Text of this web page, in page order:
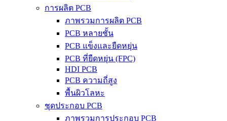
การผลิต PCB
ภาพรวมการผลิต PCB
PCB หลายชั้น
PCB แข็งและยืดหยุ่น
PCB ที่ยืดหยุ่น (FPC)
HDI PCB
PCB ความถี่สูง
พื้นผิวโลหะ
ชุดประกอบ PCB
ภาพรวมการประกอบ PCB